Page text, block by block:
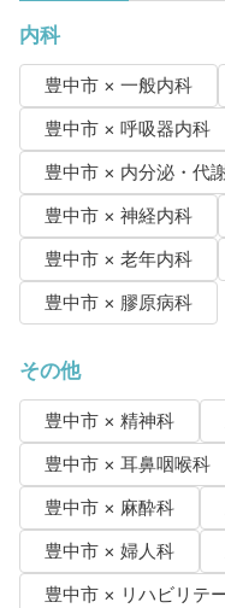
内科
豊中市 × 一般内科
豊中市 × 呼吸器内科
豊中市 × 内分泌・代
豊中市 × 神経内科
豊中市 × 老年内科
豊中市 × 膠原病科
その他
豊中市 × 精神科
豊中市 × 耳鼻咽喉科
豊中市 × 麻酔科
豊中市 × 婦人科
豊中市 × リハビリテ